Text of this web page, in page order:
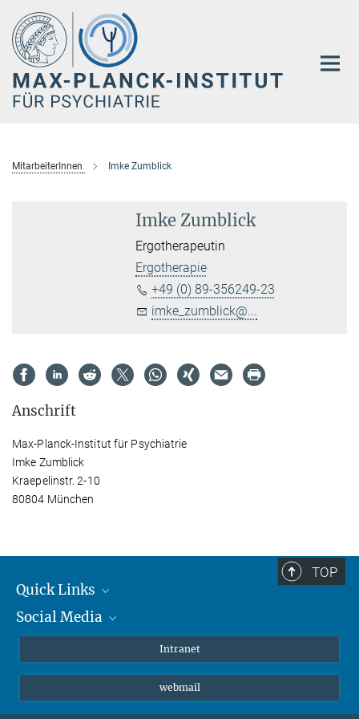
Hauptinhalt
MitarbeiterInnen Imke Zumblick
Imke Zumblick
Ergotherapeutin
Ergotherapie
+49 (0) 89-356249-23
imke_zumblick@...
Anschrift
Max-Planck-Institut für Psychiatrie
Imke Zumblick
Kraepelinstr. 2-10
80804 München
TOP
Quick Links
Student*innen/Wissenschaftler*innen
Social Media
Bluesky
Intranet
webmail